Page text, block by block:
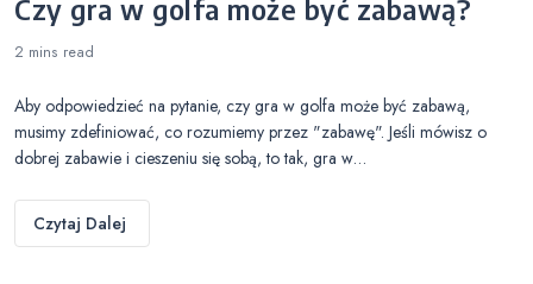
Czy gra w golfa może być zabawą?
2 mins read
Aby odpowiedzieć na pytanie, czy gra w golfa może być zabawą,
musimy zdefiniować, co rozumiemy przez "zabawę". Jeśli mówisz o
dobrej zabawie i cieszeniu się sobą, to tak, gra w…
Czytaj Dalej